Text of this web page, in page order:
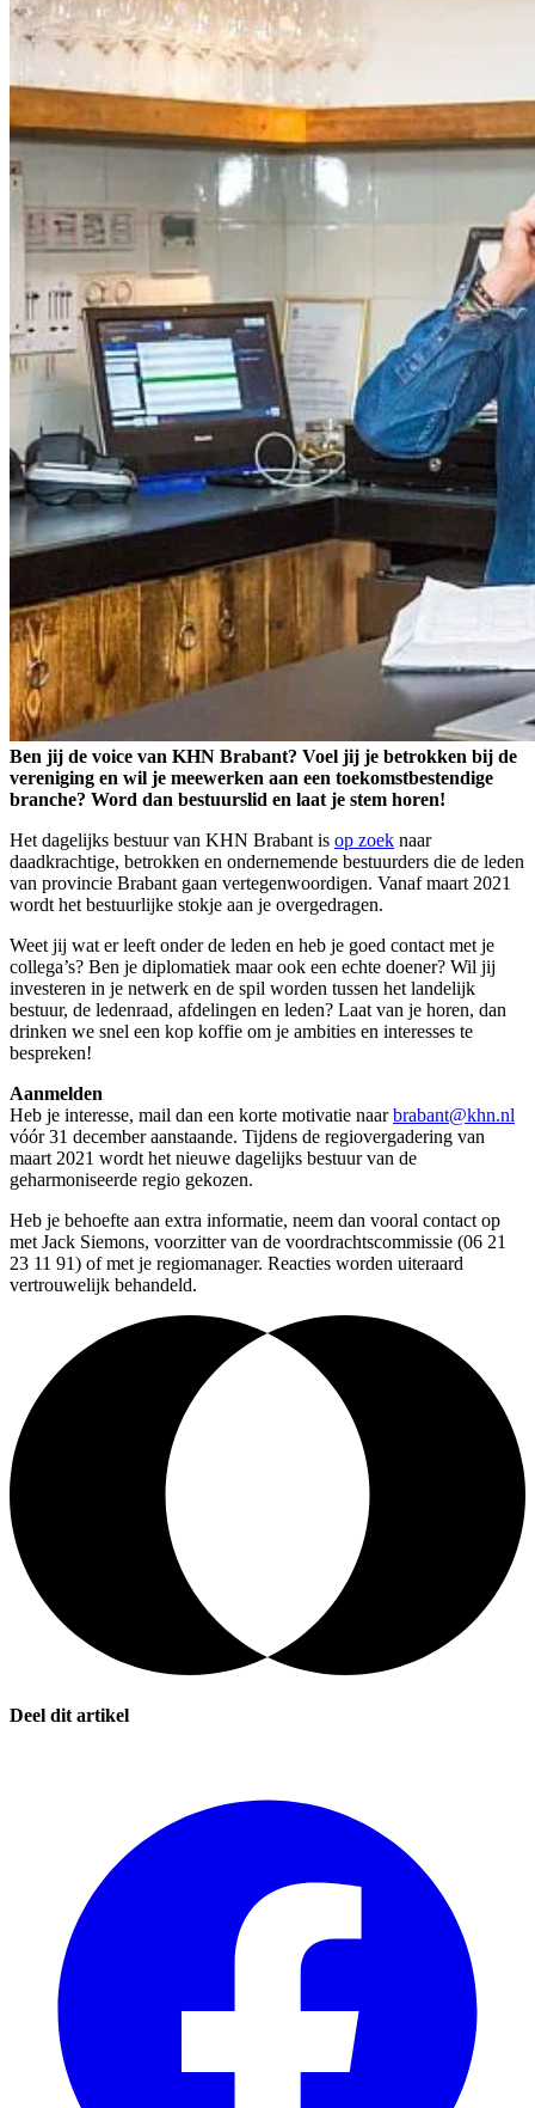
Ben jij de voice van KHN Brabant? Voel jij je betrokken bij de
vereniging en wil je meewerken aan een toekomstbestendige
branche? Word dan bestuurslid en laat je stem horen!
Het dagelijks bestuur van KHN Brabant is op zoek naar
daadkrachtige, betrokken en ondernemende bestuurders die de leden
van provincie Brabant gaan vertegenwoordigen. Vanaf maart 2021
wordt het bestuurlijke stokje aan je overgedragen.
Weet jij wat er leeft onder de leden en heb je goed contact met je
collega’s? Ben je diplomatiek maar ook een echte doener? Wil jij
investeren in je netwerk en de spil worden tussen het landelijk
bestuur, de ledenraad, afdelingen en leden? Laat van je horen, dan
drinken we snel een kop koffie om je ambities en interesses te
bespreken!
Aanmelden
Heb je interesse, mail dan een korte motivatie naarbrabant@khn.nl
vóór 31 december aanstaande. Tijdens de regiovergadering van
maart 2021 wordt het nieuwe dagelijks bestuur van de
geharmoniseerde regio gekozen.
Heb je behoefte aan extra informatie, neem dan vooral contact op
met Jack Siemons, voorzitter van de voordrachtscommissie (06 21
23 11 91) of met je regiomanager. Reacties worden uiteraard
vertrouwelijk behandeld.
Deel dit artikel